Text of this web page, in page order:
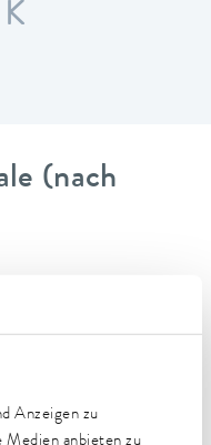
Anzeigen zu
(nach